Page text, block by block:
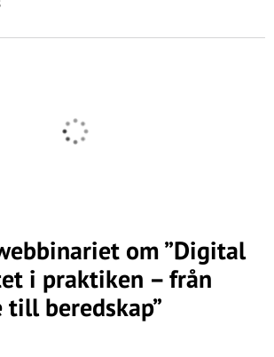
om ”Digital
i praktiken – från
till beredskap”